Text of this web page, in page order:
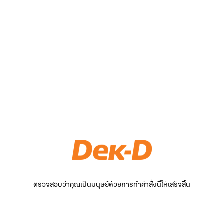
ตรวจสอบว่าคุณเป็นมนุษย์ด้วยการทำคำสั่งนี้ให้เสร็จสิ้น